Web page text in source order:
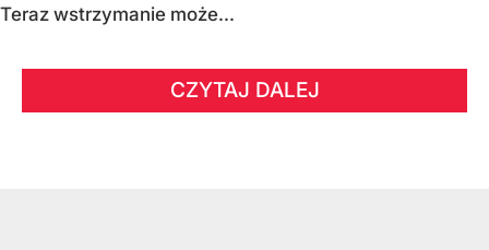
Teraz wstrzymanie może...
CZYTAJ DALEJ